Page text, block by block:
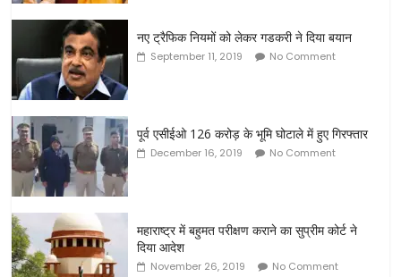
नए ट्रैफिक नियमों को लेकर गडकरी ने दिया बयान
September 11, 2019 No Comment
पूर्व एसीईओ 126 करोड़ के भूमि घोटाले में हुए गिरफ्तार
December 16, 2019 No Comment
महाराष्ट्र में बहुमत परीक्षण कराने का सुप्रीम कोर्ट ने
दिया आदेश
November 26, 2019 No Comment